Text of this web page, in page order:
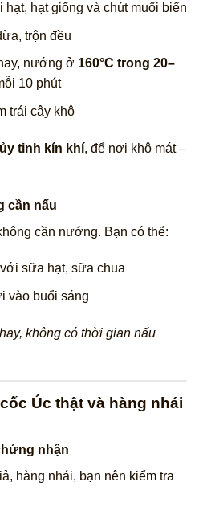
hạt, hạt giống và chút muối biển
trộn đều
nướng ở 160°C trong 20–
10 phút
trái cây khô
tinh kín khí, để nơi khô mát –
cần nấu
cần nướng. Bạn có thể:
sữa hạt, sữa chua
vào buổi sáng
không có thời gian nấu
Úc thật và hàng nhái
nhận
hàng nhái, bạn nên kiểm tra